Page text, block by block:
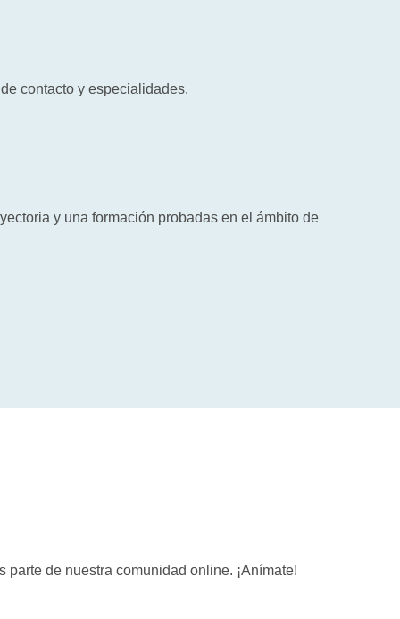
contacto y especialidades.
y una formación probadas en el ámbito de
de nuestra comunidad online. ¡Anímate!